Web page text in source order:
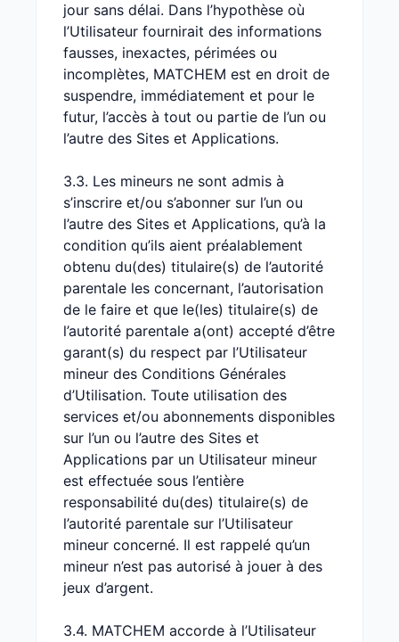
jour sans délai. Dans l’hypothèse où
l’Utilisateur fournirait des informations
fausses, inexactes, périmées ou
incomplètes, MATCHEM est en droit de
suspendre, immédiatement et pour le
futur, l’accès à tout ou partie de l’un ou
l’autre des Sites et Applications.
3.3. Les mineurs ne sont admis à
s’inscrire et/ou s’abonner sur l’un ou
l’autre des Sites et Applications, qu’à la
condition qu’ils aient préalablement
obtenu du(des) titulaire(s) de l’autorité
parentale les concernant, l’autorisation
de le faire et que le(les) titulaire(s) de
l’autorité parentale a(ont) accepté d’être
garant(s) du respect par l’Utilisateur
mineur des Conditions Générales
d’Utilisation. Toute utilisation des
services et/ou abonnements disponibles
sur l’un ou l’autre des Sites et
Applications par un Utilisateur mineur
est effectuée sous l’entière
responsabilité du(des) titulaire(s) de
l’autorité parentale sur l’Utilisateur
mineur concerné. Il est rappelé qu’un
mineur n’est pas autorisé à jouer à des
jeux d’argent.
3.4. MATCHEM accorde à l’Utilisateur